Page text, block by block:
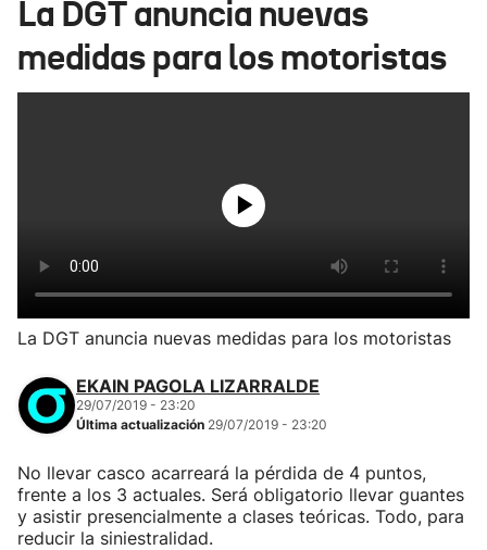
Ikusmiran
La DGT anuncia nuevas
medidas para los motoristas
La DGT anuncia nuevas medidas para los motoristas
EKAIN PAGOLA LIZARRALDE
29/07/2019 - 23:20
Última actualización 29/07/2019 - 23:20
No llevar casco acarreará la pérdida de 4 puntos,
frente a los 3 actuales. Será obligatorio llevar guantes
y asistir presencialmente a clases teóricas. Todo, para
reducir la siniestralidad.